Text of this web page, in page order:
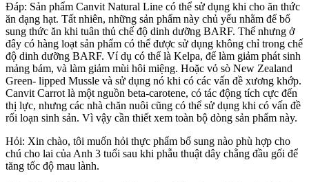
Đáp: Sản phẩm Canvit Natural Line có thể sử dụng khi cho ăn thức
ăn dạng hạt. Tất nhiên, những sản phẩm này chủ yếu nhằm để bổ
sung thức ăn khi tuân thủ chế độ dinh dưỡng BARF. Thế nhưng ở
đây có hàng loạt sản phẩm có thể được sử dụng không chỉ trong chế
độ dinh dưỡng BARF. Ví dụ có thể là Kelpa, để làm giảm phát sinh
mảng bám, và làm giảm mùi hôi miệng. Hoặc vỏ sò New Zealand
Green- lipped Mussle và sử dụng nó khi có các vấn đề xương khớp.
Canvit Carrot là một nguồn beta-carotene, có tác động tích cực đến
thị lực, nhưng các nhà chăn nuôi cũng có thể sử dụng khi có vấn đề
rối loạn sinh sản. Vì vậy cần thiết xem toàn bộ dòng sản phẩm này.
Hỏi: Xin chào, tôi muốn hỏi thực phẩm bổ sung nào phù hợp cho
chú cho lai của Anh 3 tuổi sau khi phẫu thuật dây chằng đầu gối để
tăng tốc độ mau lành.